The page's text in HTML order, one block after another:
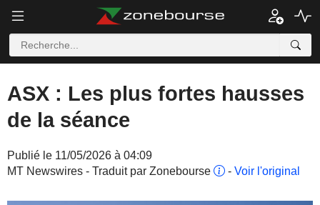
ASX : Les plus fortes hausses
de la séance
Publié le 11/05/2026 à 04:09
MT Newswires - Traduit par Zonebourse
- Voir l'original